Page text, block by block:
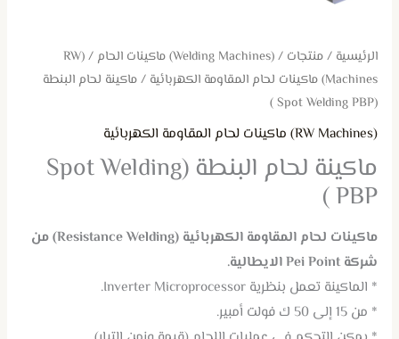
الرئيسية /منتجات /(Welding Machines) ماكينات الحام /
(RW
Machines) ماكينات لحام المقاومة الكهربائية
/ ماكينة لحام البنطة
(Spot Welding PBP )
(RW Machines) ماكينات لحام المقاومة الكهربائية
ماكينة لحام البنطة (Spot Welding
PBP )
ماكينات لحام المقاومة الكهربائية (Resistance Welding) من
شركة Pei Point الايطالية.
* الماكينة تعمل بنظرية Inverter Microprocessor.
* من 15 إلى 50 ك فولت أمبير.